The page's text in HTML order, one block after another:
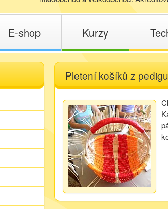
E-shop Kurzy
Pletení košíků z pedigu